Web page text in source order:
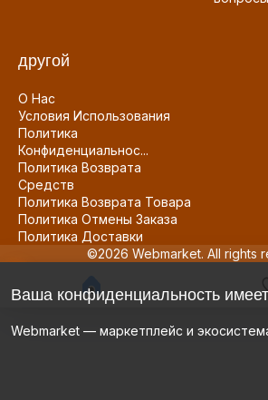
другой
О Нас
Условия Использования
Политика
Конфиденциальнос...
Политика Возврата
Средств
Политика Возврата Товара
Политика Отмены Заказа
Политика Доставки
©2026 Webmarket. All rights
Ваша конфиденциальность
Webmarket — маркетплейс и